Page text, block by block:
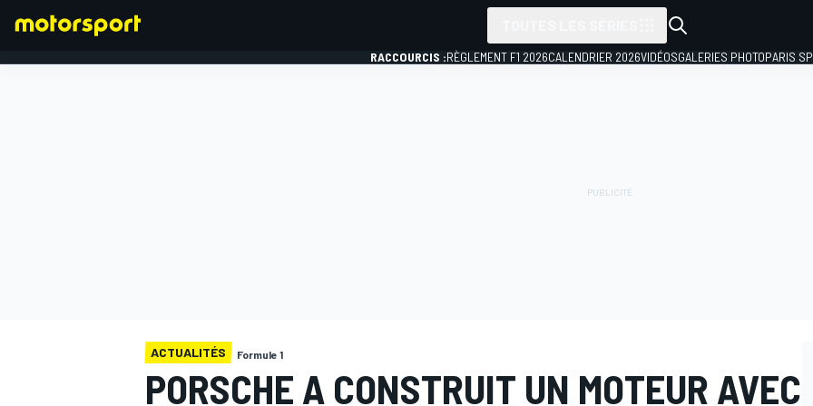
RACCOURCIS :RÈGLEMENT F1 2026CALENDRIER 2026VIDÉOSGALERIES PHOTOPARIS
ACTUALITÉS Formule 1
PORSCHE A CONSTRUIT UN MOTEUR AVEC